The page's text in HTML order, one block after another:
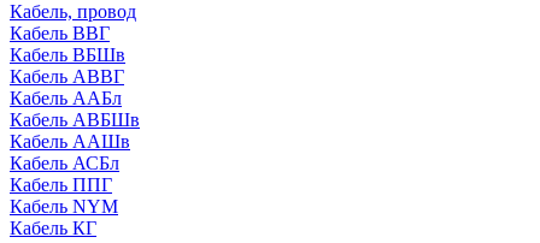
Кабель, провод
Кабель ВВГ
Кабель ВБШв
Кабель АВВГ
Кабель ААБл
Кабель АВБШв
Кабель ААШв
Кабель АСБл
Кабель ППГ
Кабель NYM
Кабель КГ